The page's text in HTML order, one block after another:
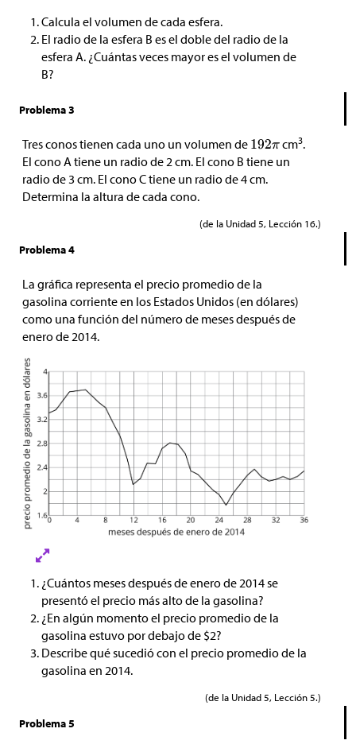
Calcula el volumen de cada esfera.
El radio de la esfera B es el doble del radio de la
esfera A. ¿Cuántas veces mayor es el volumen de
B?
Problema 3
Tres conos tienen cada uno un volumen de cm3.
El cono A tiene un radio de 2 cm. El cono B tiene un
radio de 3 cm. El cono C tiene un radio de 4 cm.
Determina la altura de cada cono.
(de la Unidad 5, Lección 16.)
Problema 4
La gráfica representa el precio promedio de la
gasolina corriente en los Estados Unidos (en dólares)
como una función del número de meses después de
enero de 2014.
¿Cuántos meses después de enero de 2014 se
presentó el precio más alto de la gasolina?
¿En algún momento el precio promedio de la
gasolina estuvo por debajo de $2?
Describe qué sucedió con el precio promedio de la
gasolina en 2014.
(de la Unidad 5, Lección 5.)
Problema 5